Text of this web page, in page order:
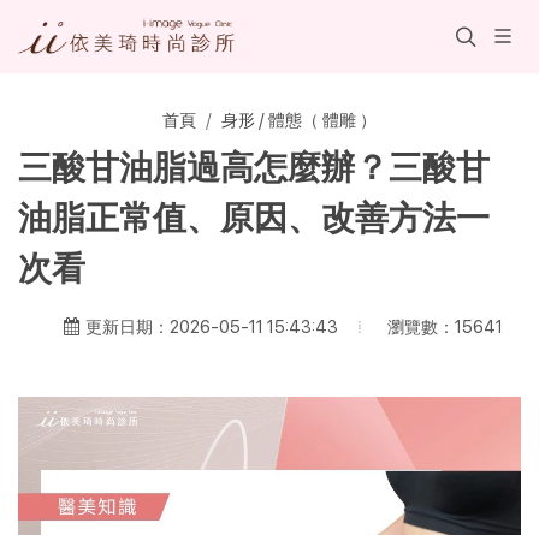
首頁 身形 / 體態（ 體雕 ）
三酸甘油脂過高怎麼辦？三酸甘
油脂正常值、原因、改善方法一
次看
更新日期：2026-05-11 15:43:43 瀏覽數：15641